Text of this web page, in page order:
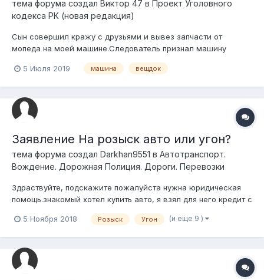
тема форума создал Виктор 47 в Проект Уголовного
кодекса РК (новая редакция)
Сын совершил кражу с друзьями и вывез запчасти от
мопеда на моей машине.Следователь признал машину
стоянку.На предложения оставить под расписку он
ценностей.Вину признает полностью.Машина как с...
5 Июля 2019 машина вещдок
Заявление На розыск авто или угон?
тема форума создал Darkhan9551 в Автотранспорт.
Вождение. Дорожная Полиция. Дороги. Перевозки
Здраствуйте, подскажите пожалуйста нужна юридическая
помощь.знакомый хотел купить авто, я взял для него кредит с
машину, получилось так что он взял мою же машину, так как
учете, оформленная на...
5 Ноября 2018 Розыск Угон (и еще 9 )